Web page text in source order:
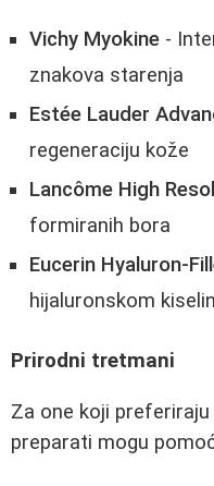
Vichy Myokine -
znakova starenja
Estée Lauder
regeneraciju kože
Lancôme High
formiranih bora
Eucerin Hyaluron-
hijaluronskom
Prirodni tretmani
Za one koji
preparati mogu